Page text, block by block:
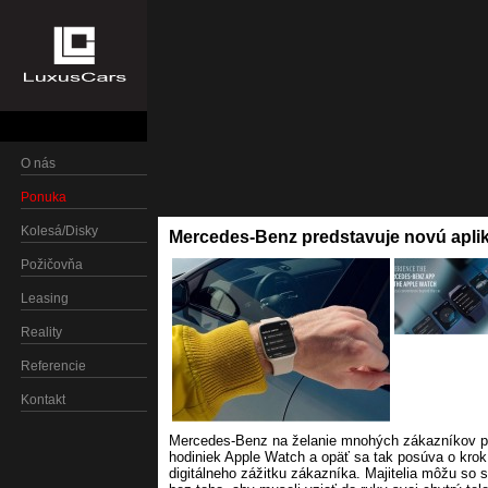
O nás
Ponuka
Kolesá/Disky
Požičovňa
Leasing
Reality
Referencie
Kontakt
Mercedes-Benz predstavuje novú
Mercedes-Benz na želanie mnohých zákazníkov
hodiniek Apple Watch a opäť sa tak posúva o
digitálneho zážitku zákazníka. Majitelia môžu so